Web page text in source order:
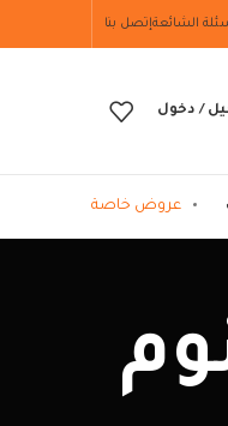
الشائعةإتصل بنا
/ دخول
عروض خاصة